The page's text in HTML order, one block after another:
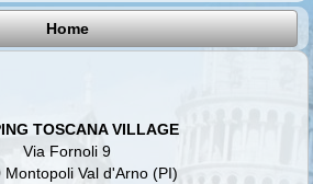
Home
TOSCANA VILLAGE
Via Fornoli 9
Montopoli Val d'Arno (PI)